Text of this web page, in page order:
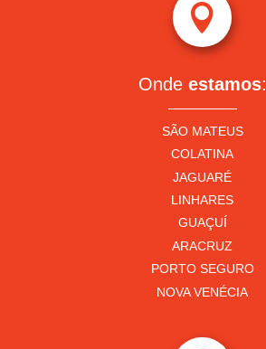

Onde estamos:
SÃO MATEUS
COLATINA
JAGUARÉ
LINHARES
GUAÇUÍ
ARACRUZ
PORTO SEGURO
NOVA VENÉCIA